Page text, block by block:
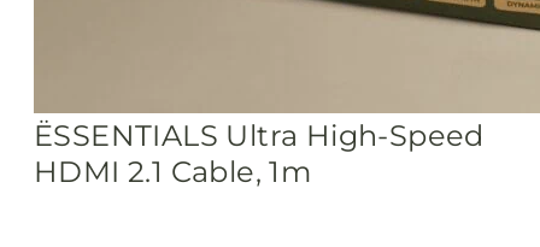
ËSSENTIALS Ultra High-Speed
HDMI 2.1 Cable, 1m